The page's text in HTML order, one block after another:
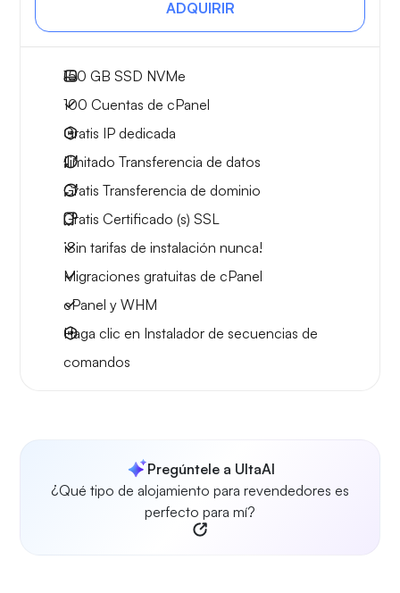
ADQUIRIR
150 GB SSD NVMe
100 Cuentas de cPanel
Gratis IP dedicada
Ilimitado Transferencia de datos
Gratis Transferencia de dominio
Gratis Certificado (s) SSL
¡Sin tarifas de instalación nunca!
Migraciones gratuitas de cPanel
cPanel y WHM
Haga clic en Instalador de secuencias de
comandos
Pregúntele a UltaAI
¿Qué tipo de alojamiento para revendedores es
perfecto para mí?